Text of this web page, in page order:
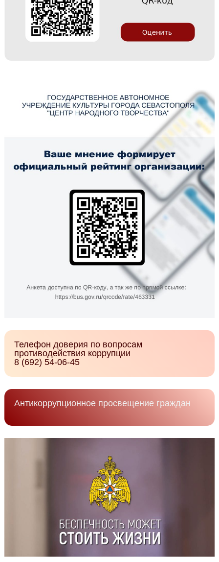
Телефон доверия по вопросам
противодействия коррупции
8 (692) 54-06-45
Антикоррупционное просвещение граждан